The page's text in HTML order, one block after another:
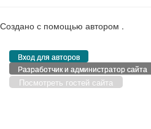
Создано с помощью автором .
Вход для авторов
Разработчик и администратор сайта
Посмотреть гостей сайта